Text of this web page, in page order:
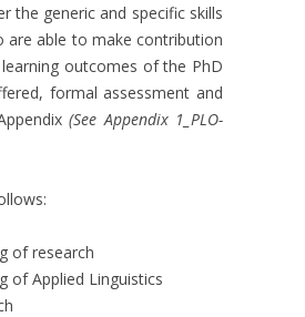
the generic and specific skills
are able to make contribution
outcomes of the PhD
formal assessment and
(See Appendix 1_PLO-
of research
of Applied Linguistics